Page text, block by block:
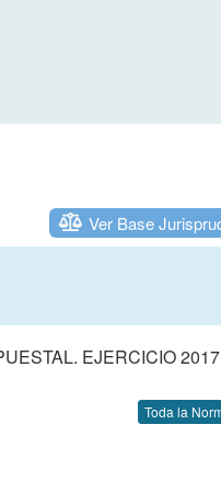
Ver Base
EJERCICIO 2017
Toda la